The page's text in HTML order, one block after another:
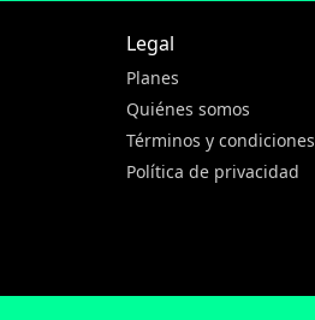
Legal
Planes
Quiénes somos
Términos y condiciones
Política de privacidad